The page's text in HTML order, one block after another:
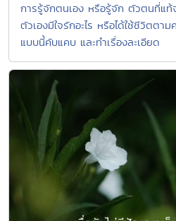
การรู้จักตนเอง หรือรู้จัก ตัวตนที่แท้
ตัวเองมีใจรักอะไร หรือได้ใช้ชีวิตตา
แบบนี้คับแคบ และทำเรื่องละเอียด